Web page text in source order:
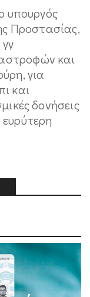
υπουργός
Προστασίας,
και
για
και
δονήσεις